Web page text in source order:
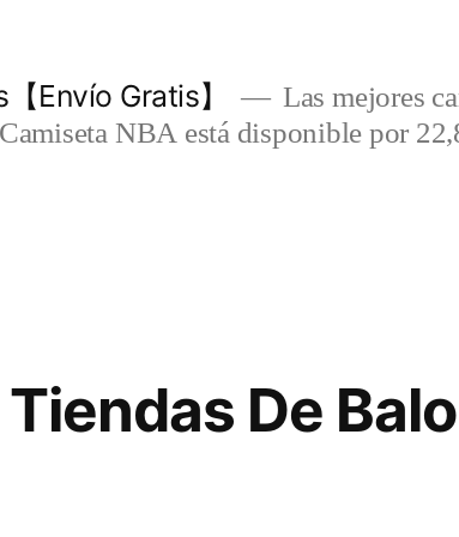
Envío Gratis】
Las mejores
NBA está disponible por
De